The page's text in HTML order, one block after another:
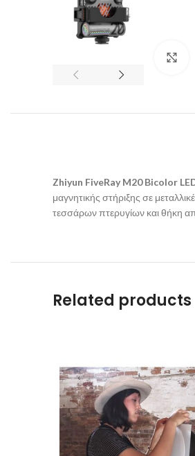
Zhiyun FiveRay M20 Bicolor
μαγνητικής στήριξης σε
τεσσάρων πτερυγίων και θήκη
Related products